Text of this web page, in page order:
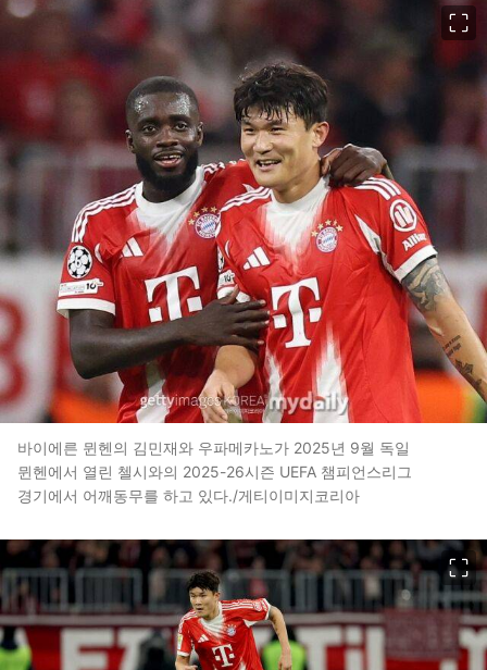
바이에른 뮌헨의 김민재와 우파메카노가 2025년 9월 독일
뮌헨에서 열린 첼시와의 2025-26시즌 UEFA 챔피언스리그
경기에서 어깨동무를 하고 있다./게티이미지코리아